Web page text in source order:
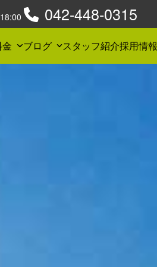
042-448-0315
ブログ スタッフ紹介採用情報